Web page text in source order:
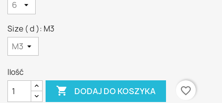
Size ( d ): M3
Ilość
 DODAJ DO KOSZYKA favorite_border